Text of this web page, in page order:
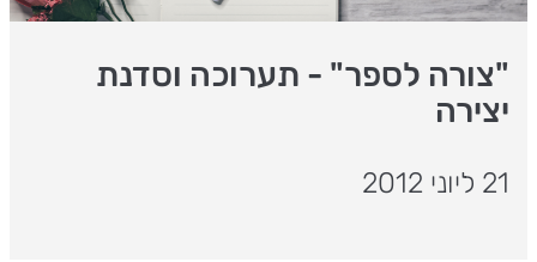
"צורה לספר" - תערוכה וסדנת
יצירה
21 ליוני 2012